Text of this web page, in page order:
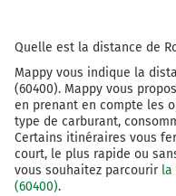
Quelle est la distance de
Mappy vous indique la
(60400). Mappy vous
en prenant en compte les
type de carburant,
Certains itinéraires vous
court, le plus rapide ou
vous souhaitez parcourir la
(60400).